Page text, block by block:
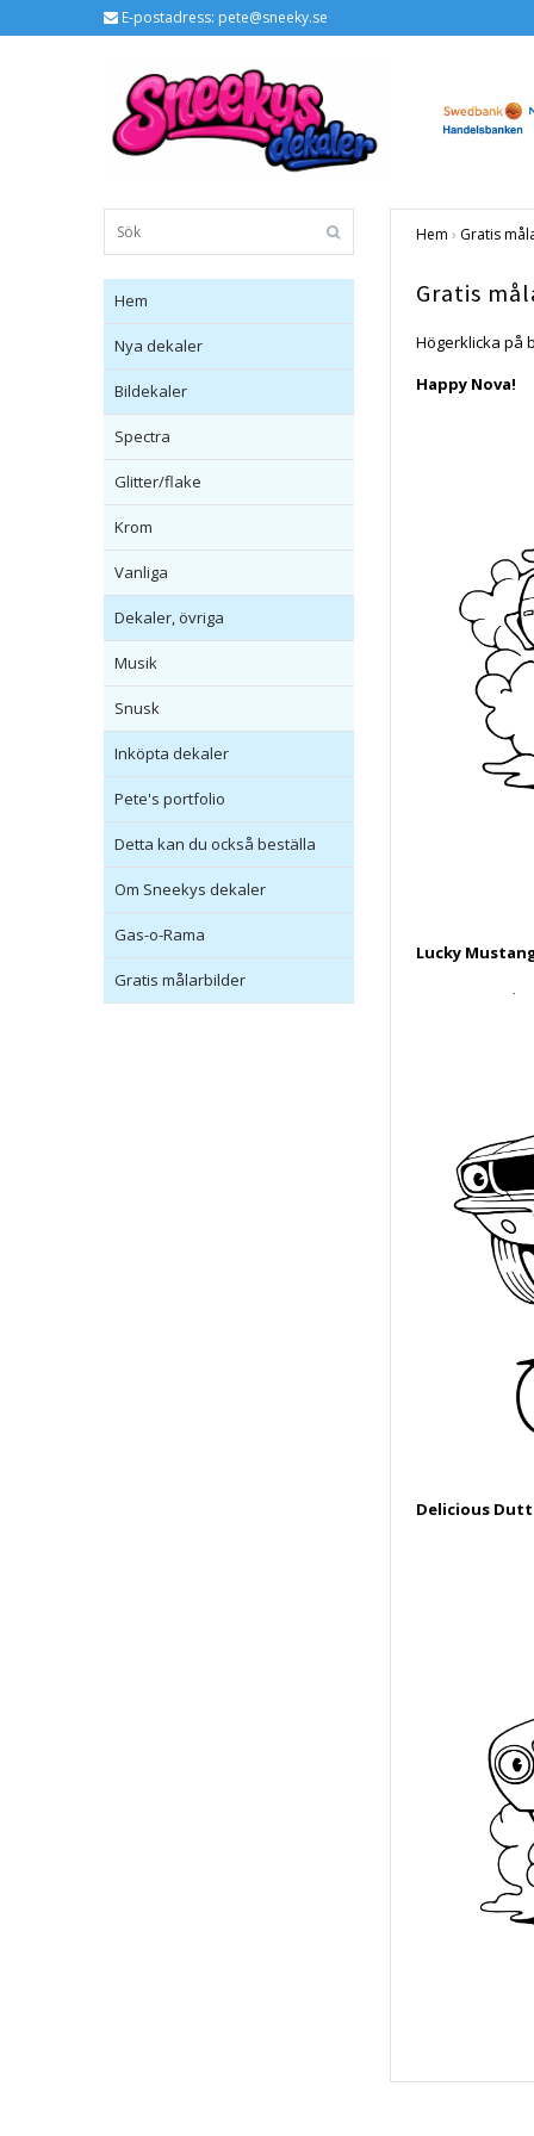
E-postadress: pete@sneeky.se
Hem
Nya dekaler
Bildekaler
Spectra
Glitter/flake
Krom
Vanliga
Dekaler, övriga
Musik
Snusk
Inköpta dekaler
Pete's portfolio
Detta kan du också beställa
Om Sneekys dekaler
Gas-o-Rama
Gratis målarbilder
Hem › Gratis
Gratis
Högerklicka på
Happy Nova!
Lucky
Delicious